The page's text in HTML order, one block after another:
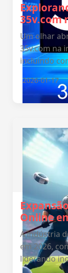
35v.com
Um olhar
35v.com na
incluindo
2026-01-17
Online
A indústria
em 2026,
liderando